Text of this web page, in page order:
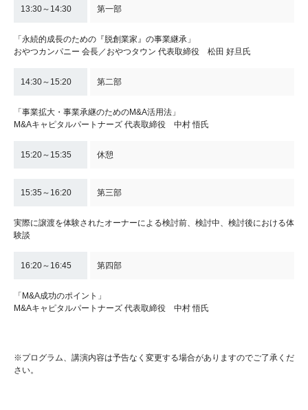
13:30～14:30 第一部
「永続的成長のための『脱創業家』の事業継承」
おやつカンパニー 会長／おやつタウン 代表取締役 松田 好旦氏
14:30～15:20 第二部
「事業拡大・事業承継のためのM&A活用法」
M&Aキャピタルパートナーズ 代表取締役 中村 悟氏
15:20～15:35 休憩
15:35～16:20 第三部
実際に譲渡を体験されたオーナーによる検討前、検討中、検討後における体
験談
16:20～16:45 第四部
「M&A成功のポイント」
M&Aキャピタルパートナーズ 代表取締役 中村 悟氏
※プログラム、講演内容は予告なく変更する場合がありますのでご了承くだ
さい。